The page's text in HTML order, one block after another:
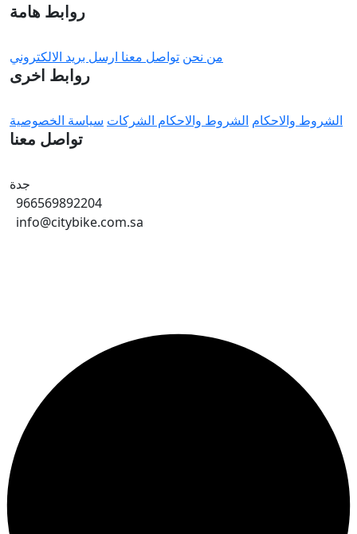
روابط هامة
من نحن تواصل معنا ارسل بريد الالكتروني
روابط اخرى
الشروط والاحكام الشروط والاحكام الشركات سياسة الخصوصية
تواصل معنا
جدة
966569892204
info@citybike.com.sa